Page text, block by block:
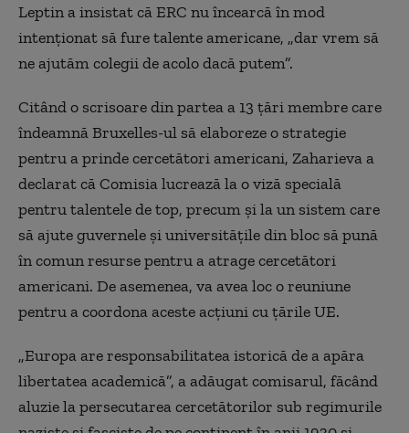
Leptin a insistat că ERC nu încearcă în mod
intenționat să fure talente americane, „dar vrem să
ne ajutăm colegii de acolo dacă putem”.
Citând o scrisoare din partea a 13 țări membre care
îndeamnă Bruxelles-ul să elaboreze o strategie
pentru a prinde cercetători americani, Zaharieva a
declarat că Comisia lucrează la o viză specială
pentru talentele de top, precum și la un sistem care
să ajute guvernele și universitățile din bloc să pună
în comun resurse pentru a atrage cercetători
americani. De asemenea, va avea loc o reuniune
pentru a coordona aceste acțiuni cu țările UE.
„Europa are responsabilitatea istorică de a apăra
libertatea academică”, a adăugat comisarul, făcând
aluzie la persecutarea cercetătorilor sub regimurile